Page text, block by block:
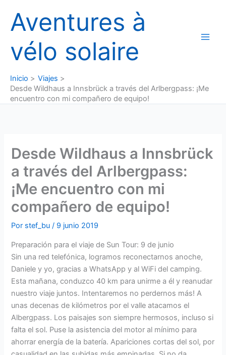
contenido
Aventures à
vélo solaire
Inicio
Viajes
Desde Wildhaus a Innsbrück a través del Arlbergpass: ¡Me
encuentro con mi compañero de equipo!
Desde Wildhaus a Innsbrück
a través del Arlbergpass:
¡Me encuentro con mi
compañero de equipo!
Por stef_bu/ 9 junio 2019
Preparación para el viaje de Sun Tour: 9 de junio
Sin una red telefónica, logramos reconectarnos anoche,
Daniele y yo, gracias a WhatsApp y al WiFi del camping.
Esta mañana, conduzco 40 km para unirme a él y reanudar
nuestro viaje juntos. Intentaremos no perdernos más! A
unas decenas de kilómetros por el valle atacamos el
Albergpass. Los paisajes son siempre hermosos, incluso si
falta el sol. Puse la asistencia del motor al mínimo para
ahorrar energía de la batería. Apariciones cortas del sol, por